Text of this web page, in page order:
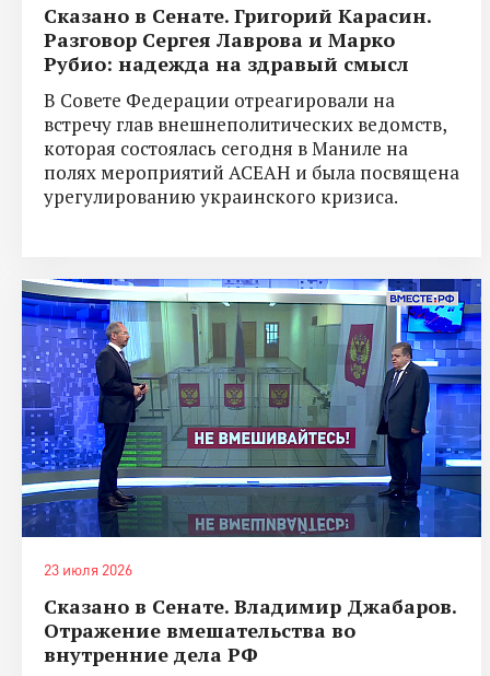
Сказано в Сенате. Григорий Карасин.
Разговор Сергея Лаврова и Марко
Рубио: надежда на здравый смысл
В Совете Федерации отреагировали на
встречу глав внешнеполитических ведомств,
которая состоялась сегодня в Маниле на
полях мероприятий АСЕАН и была посвящена
урегулированию украинского кризиса.
23 июля 2026
Сказано в Сенате. Владимир Джабаров.
Отражение вмешательства во
внутренние дела РФ